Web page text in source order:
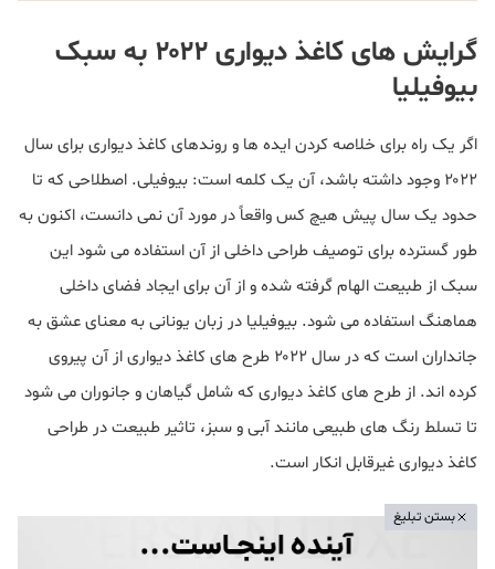
گرایش های کاغذ دیواری ۲۰۲۲ به سبک
بیوفیلیا
اگر یک راه برای خلاصه کردن ایده ها و روندهای کاغذ دیواری برای سال
۲۰۲۲ وجود داشته باشد، آن یک کلمه است: بیوفیلی. اصطلاحی که تا
حدود یک سال پیش هیچ کس واقعاً در مورد آن نمی دانست، اکنون به
طور گسترده برای توصیف طراحی داخلی از آن استفاده می شود این
سبک از طبیعت الهام گرفته شده و از آن برای ایجاد فضای داخلی
هماهنگ استفاده می شود. بیوفیلیا در زبان یونانی به معنای عشق به
جانداران است که در سال ۲۰۲۲ طرح های کاغذ دیواری از آن پیروی
کرده اند. از طرح های کاغذ دیواری که شامل گیاهان و جانوران می شود
تا تسلط رنگ های طبیعی مانند آبی و سبز، تاثیر طبیعت در طراحی
کاغذ دیواری غیرقابل انکار است.
بستن تبلیغ